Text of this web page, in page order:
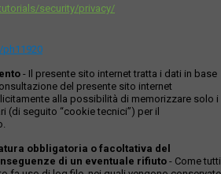
security/privacy/
- Il presente sito internet tratta i dati in base
del presente sito internet
alla possibilità di memorizzare solo i
(di seguito “cookie tecnici”) per il
obbligatoria o facoltativa del
di un eventuale rifiuto - Come tutti